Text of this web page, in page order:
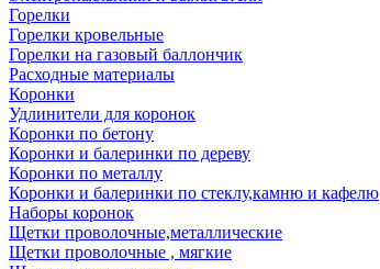
Горелки
Горелки кровельные
Горелки на газовый баллончик
Расходные материалы
Коронки
Удлинители для коронок
Коронки по бетону
Коронки и балеринки по дереву
Коронки по металлу
Коронки и балеринки по стеклу,камню и кафелю
Наборы коронок
Щетки проволочные,металлические
Щетки проволочные , мягкие